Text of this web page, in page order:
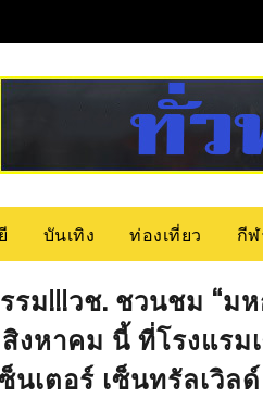
บันเทิง ท่องเที่ยว กี
ม!!!วช. ชวนชม “ม
สิงหาคม นี้ ที่โรงแรม
เตอร์ เซ็นทรัลเวิล